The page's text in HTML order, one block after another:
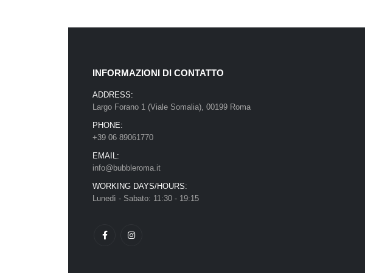
INFORMAZIONI DI CONTATTO
ADDRESS:
Largo Forano 1 (Viale Somalia), 00199 Roma
PHONE:
+39 06 89061770
EMAIL:
info@bubbleroma.it
WORKING DAYS/HOURS:
Lunedì - Sabato: 11:30 - 19:15